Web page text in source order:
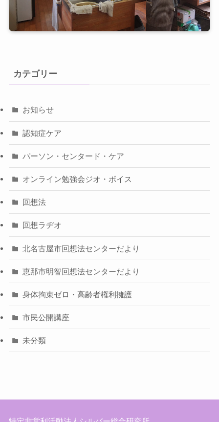
カテゴリー
お知らせ
認知症ケア
パーソン・センタード・ケア
オンライン勉強会ジオ・ボイス
回想法
回想ラヂオ
北名古屋市回想法センターだより
恵那市明智回想法センターだより
身体拘束ゼロ・高齢者権利擁護
市民公開講座
未分類